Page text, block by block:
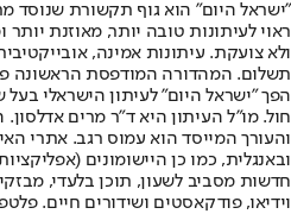
"ישראל היום" הוא גוף תקשורת שנוסד
ראוי לעיתונות טובה יותר, מאוזנת
ולא צועקת. עיתונות אמינה,
הפך "ישראל היום" לעיתון הישראלי
חול. מו"ל העיתון היא ד"ר מרים
והעורך המייסד הוא עמוס רגב. אתרי
חדשות מסביב לשעון, תוכן בלעדי,
וידיאו, פודקאסטים ושידורים חיים.